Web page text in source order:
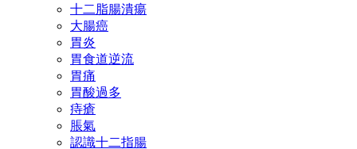
十二脂腸潰瘍
大腸癌
胃炎
胃食道逆流
胃痛
胃酸過多
痔瘡
脹氣
認識十二指腸